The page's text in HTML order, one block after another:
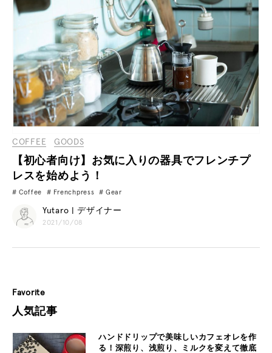
COFFEE GOODS
【初心者向け】お気に入りの器具でフレンチプ
レスを始めよう！
Coffee Frenchpress Gear
Yutaro | デザイナー
2021/10/08
Favorite
人気記事
ハンドドリップで美味しいカフェオレを作
る！深煎り、浅煎り、ミルクを変えて徹底